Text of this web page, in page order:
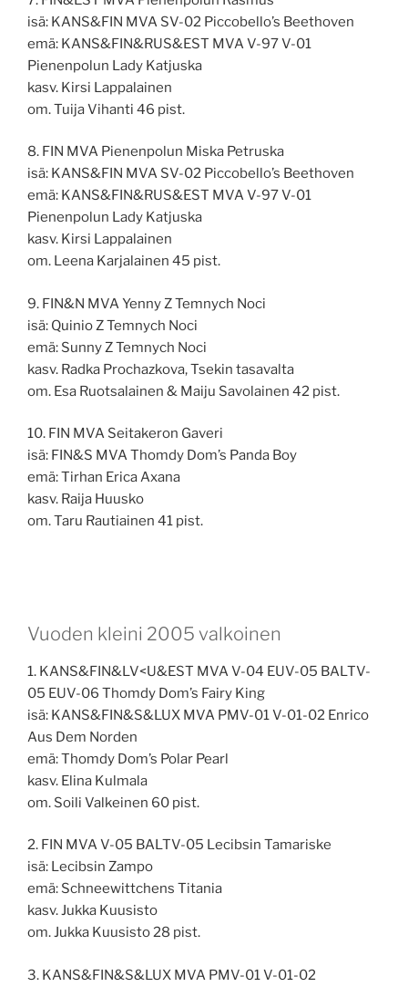
isä: KANS&FIN MVA SV-02 Piccobello’s Beethoven
emä: KANS&FIN&RUS&EST MVA V-97 V-01
Pienenpolun Lady Katjuska
kasv. Kirsi Lappalainen
om. Tuija Vihanti 46 pist.
8. FIN MVA Pienenpolun Miska Petruska
isä: KANS&FIN MVA SV-02 Piccobello’s Beethoven
emä: KANS&FIN&RUS&EST MVA V-97 V-01
Pienenpolun Lady Katjuska
kasv. Kirsi Lappalainen
om. Leena Karjalainen 45 pist.
9. FIN&N MVA Yenny Z Temnych Noci
isä: Quinio Z Temnych Noci
emä: Sunny Z Temnych Noci
kasv. Radka Prochazkova, Tsekin tasavalta
om. Esa Ruotsalainen & Maiju Savolainen 42 pist.
10. FIN MVA Seitakeron Gaveri
isä: FIN&S MVA Thomdy Dom’s Panda Boy
emä: Tirhan Erica Axana
kasv. Raija Huusko
om. Taru Rautiainen 41 pist.
Vuoden kleini 2005 valkoinen
1. KANS&FIN&LV<U&EST MVA V-04 EUV-05 BALTV-
05 EUV-06 Thomdy Dom’s Fairy King
isä: KANS&FIN&S&LUX MVA PMV-01 V-01-02 Enrico
Aus Dem Norden
emä: Thomdy Dom’s Polar Pearl
kasv. Elina Kulmala
om. Soili Valkeinen 60 pist.
2. FIN MVA V-05 BALTV-05 Lecibsin Tamariske
isä: Lecibsin Zampo
emä: Schneewittchens Titania
kasv. Jukka Kuusisto
om. Jukka Kuusisto 28 pist.
3. KANS&FIN&S&LUX MVA PMV-01 V-01-02